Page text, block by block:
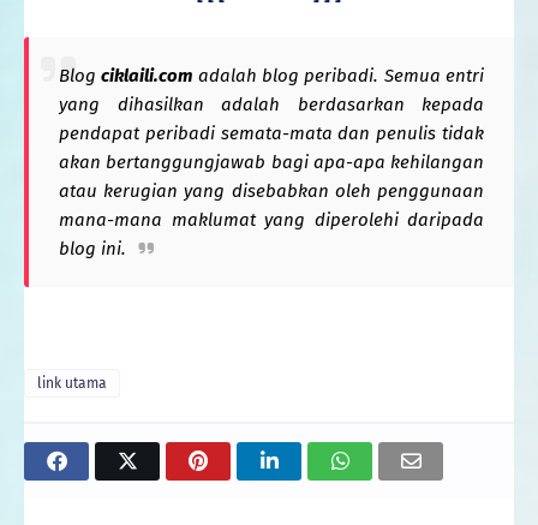
Blogciklaili.com adalah blog peribadi. Semua entri
yang dihasilkan adalah berdasarkan kepada
pendapat peribadi semata-mata dan penulis tidak
akan bertanggungjawab bagi apa-apa kehilangan
atau kerugian yang disebabkan oleh penggunaan
mana-mana maklumat yang diperolehi daripada
blog ini.
link utama